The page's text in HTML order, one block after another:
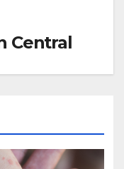
Central